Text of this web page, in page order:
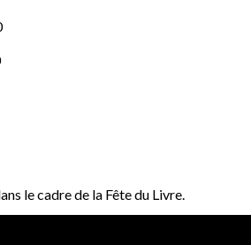
le cadre de la Fête du Livre.